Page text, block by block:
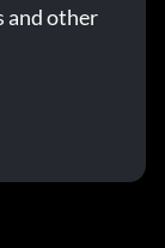
and other